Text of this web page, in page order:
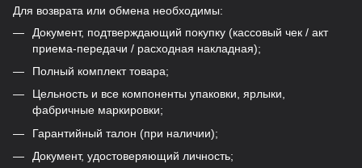
Для возврата или обмена необходимы:
Документ, подтверждающий покупку (кассовый чек / акт
приема-передачи / расходная накладная);
Полный комплект товара;
Цельность и все компоненты упаковки, ярлыки,
фабричные маркировки;
Гарантийный талон (при наличии);
Документ, удостоверяющий личность;